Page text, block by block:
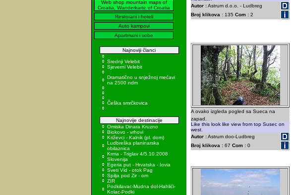
Web shop mountain maps of
Croatia, Wanderkarte of Croatia
Restorani i hoteli
Auto kampovi
Apartmani i sobe
Najnoviji članci
Srednji Velebit
Sjeverni Velebit
Dramatično u snježnoj mećavi
na 2500 ndm
Češka smrčkovica
Najnovije destinacije
Omiska Dinara Kruzno
Biokovo - vrhovi
Križevci - Kalnik (pl. dom)
Ludbreška planinarska
obilaznica
Krma - Triglav 4/5.10.2008
Slovenija
Egeria put - Hrvatska - Iovia
Sveti Vid - otok Pag
Spilja pod Zir - om
ZIR
Podkilavac-Mudna dol-Hahlići-
Kolac-Podki
Autor :Astrum d.o.o. - Ludbreg
Broj klikova : 135 Com : 2
A ovako izgleda pogled sa Sueca na
zapad.
Like this look like view from top Susec on
west.
Autor :Astrum doo-Ludbreg
Broj klikova : 67 Com : 0